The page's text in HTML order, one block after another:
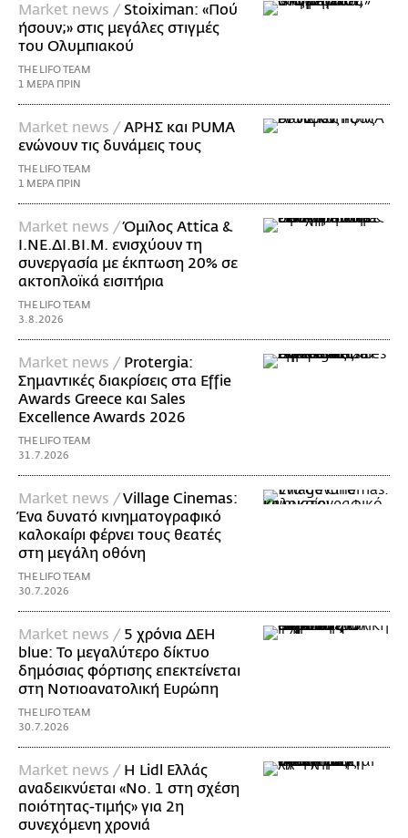
Market news / Stoiximan: «Πού
ήσουν;» στις μεγάλες στιγμές
του Ολυμπιακού
THE LIFO TEAM
1 ΜΕΡΑ ΠΡΙΝ
Market news /ΑΡΗΣ και PUMA
ενώνουν τις δυνάμεις τους
THE LIFO TEAM
1 ΜΕΡΑ ΠΡΙΝ
Market news /Όμιλος Attica &
Ι.ΝΕ.ΔΙ.ΒΙ.Μ. ενισχύουν τη
συνεργασία με έκπτωση 20% σε
ακτοπλοϊκά εισιτήρια
THE LIFO TEAM
3.8.2026
Market news / Protergia:
Σημαντικές διακρίσεις στα Effie
Awards Greece και Sales
Excellence Awards 2026
THE LIFO TEAM
31.7.2026
Market news /Village Cinemas:
Ένα δυνατό κινηματογραφικό
καλοκαίρι φέρνει τους θεατές
στη μεγάλη οθόνη
THE LIFO TEAM
30.7.2026
Market news / 5 χρόνια ΔΕΗ
blue: Το μεγαλύτερο δίκτυο
δημόσιας φόρτισης επεκτείνεται
στη Νοτιοανατολική Ευρώπη
THE LIFO TEAM
30.7.2026
Market news / Η Lidl Ελλάς
αναδεικνύεται «Νo. 1 στη σχέση
ποιότητας-τιμής» για 2η
συνεχόμενη χρονιά